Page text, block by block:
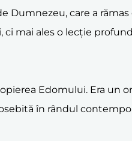
Dumnezeu, care a
mai ales o lecție
Edomului. Era un
în rândul